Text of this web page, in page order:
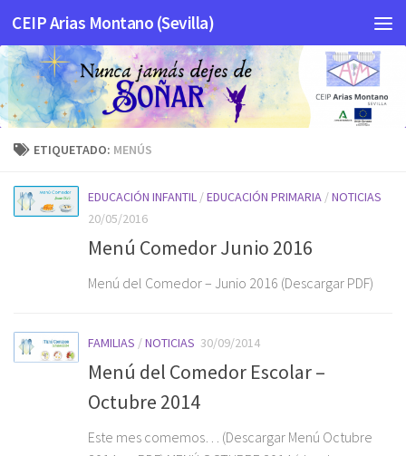
Saltar al contenido
CEIP Arias Montano (Sevilla)
ETIQUETADO: MENÚS
EDUCACIÓN INFANTIL /EDUCACIÓN PRIMARIA /NOTICIAS
20/05/2016
Menú Comedor Junio 2016
Menú del Comedor – Junio 2016 (Descargar PDF)
FAMILIAS /NOTICIAS 30/09/2014
Menú del Comedor Escolar –
Octubre 2014
Este mes comemos… (Descargar Menú Octubre